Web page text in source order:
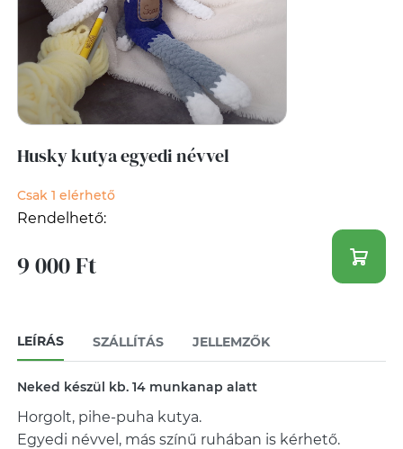
Husky kutya egyedi névvel
Csak 1 elérhető
Rendelhető:
9 000 Ft
LEÍRÁS SZÁLLÍTÁS JELLEMZŐK
Neked készül kb. 14 munkanap alatt
Horgolt, pihe-puha kutya.
Egyedi névvel, más színű ruhában is kérhető.